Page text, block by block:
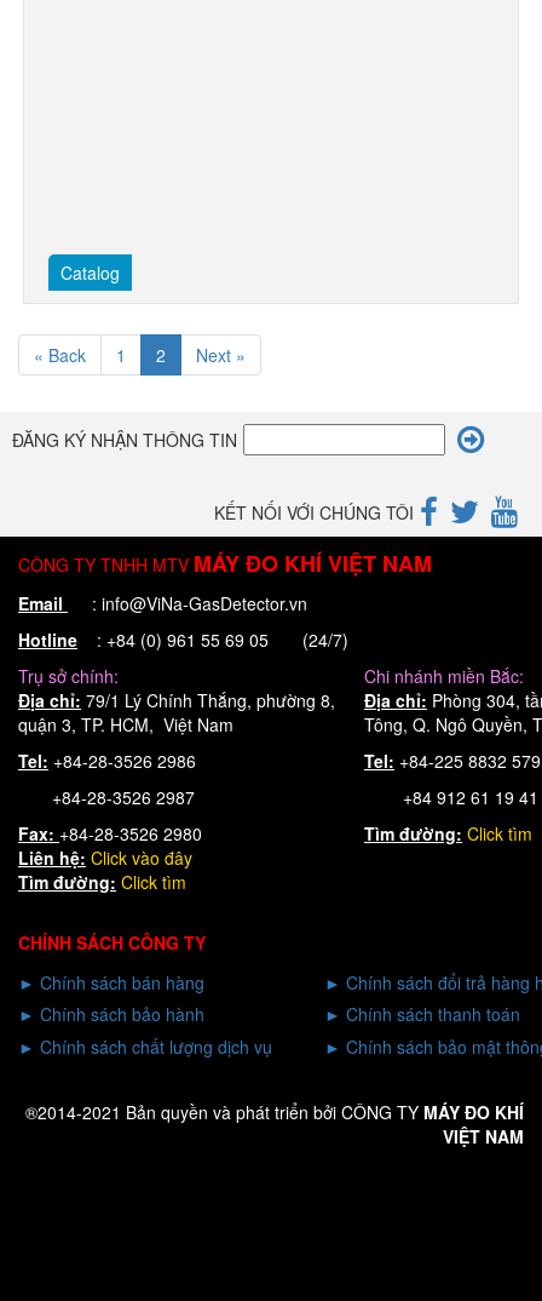
Catalog
« Back 1 2 Next »
ĐĂNG KÝ NHẬN THÔNG TIN
KẾT NỐI VỚI CHÚNG TÔI
CÔNG TY TNHH MTV MÁY ĐO KHÍ VIỆT NAM
Email
: info@ViNa-GasDetector.vn
Hotline : +84 (0) 961 55 69 05 (24/7)
Trụ sở chính:
Chi nhánh miền Bắc:
Địa chỉ: 79/1 Lý Chính Thắng, phường 8,
quận 3, TP. HCM, Việt Nam
Địa chỉ: Phòng 304,
Tông, Q. Ngô Quyền,
Tel: +84-28-3526 2986
+84-28-3526 2987
Tel: +84-225 8832
+84 912 61 19 41
Fax: +84-28-3526 2980 Tìm đường: Click tìm
Liên hệ: Click vào đây
Tìm đường: Click tìm
CHÍNH SÁCH CÔNG TY
► Chính sách bán hàng ► Chính sách đổi trả hàng
► Chính sách bảo hành ► Chính sách thanh toán
► Chính sách chất lượng dịch vụ ► Chính sách bảo mật
®2014-2021 Bản quyền và phát triển bởi CÔNG TY MÁY ĐO KHÍ
VIỆT NAM